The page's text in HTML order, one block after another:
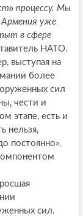
процессу. Мы
Армения уже
в сфере
НАТО.
выступая на
более
сил
чести и
этапе, есть и
нельзя,
постоянно».
сил.